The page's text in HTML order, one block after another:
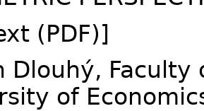
(PDF)]
Dlouhý,
of